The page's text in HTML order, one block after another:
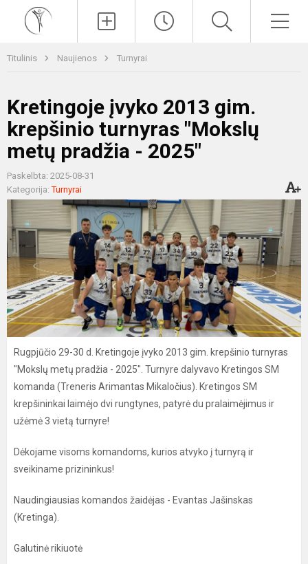
Titulinis Naujienos Turnyrai
Kretingoje įvyko 2013 gim.
krepšinio turnyras "Mokslų
metų pradžia - 2025"
Paskelbta: 2025-08-31
Kategorija:Turnyrai
Rugpjūčio 29-30 d. Kretingoje įvyko 2013 gim. krepšinio turnyras
"Mokslų metų pradžia - 2025". Turnyre dalyvavo Kretingos SM
komanda (Treneris Arimantas Mikaločius). Kretingos SM
krepšininkai laimėjo dvi rungtynes, patyrė du pralaimėjimus ir
užėmė 3 vietą turnyre!
Dėkojame visoms komandoms, kurios atvyko į turnyrą ir
sveikiname prizininkus!
Naudingiausias komandos žaidėjas - Evantas Jašinskas
(Kretinga).
Galutinė rikiuotė